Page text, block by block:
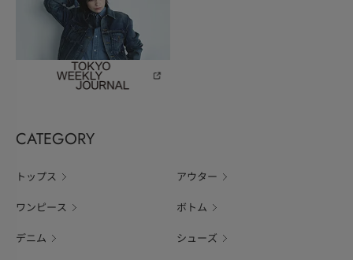
CATEGORY
トップス アウター
ワンピース ボトム
デニム シューズ